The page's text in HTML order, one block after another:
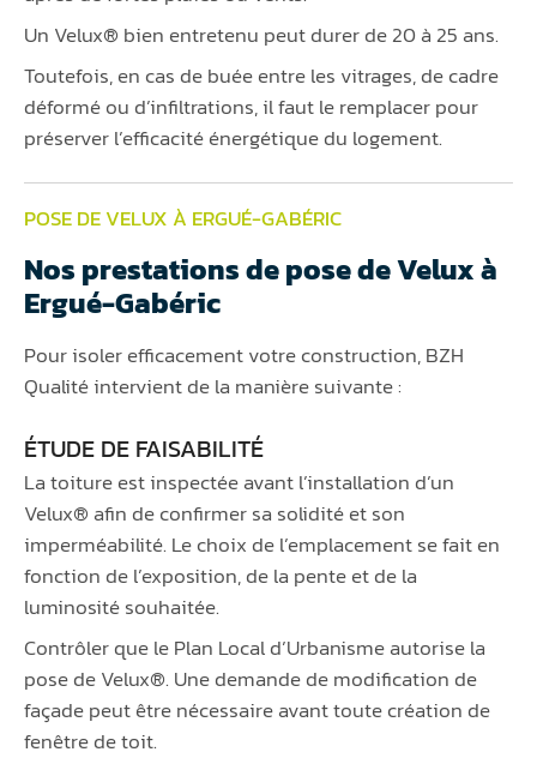
Un Velux® bien entretenu peut durer de 20 à 25 ans.
Toutefois, en cas de buée entre les vitrages, de cadre
déformé ou d’infiltrations, il faut le remplacer pour
préserver l’efficacité énergétique du logement.
POSE DE VELUX À ERGUÉ-GABÉRIC
Nos prestations de pose de Velux à
Ergué-Gabéric
Pour isoler efficacement votre construction, BZH
Qualité intervient de la manière suivante :
ÉTUDE DE FAISABILITÉ
La toiture est inspectée avant l’installation d’un
Velux® afin de confirmer sa solidité et son
imperméabilité. Le choix de l’emplacement se fait en
fonction de l’exposition, de la pente et de la
luminosité souhaitée.
Contrôler que le Plan Local d’Urbanisme autorise la
pose de Velux®. Une demande de modification de
façade peut être nécessaire avant toute création de
fenêtre de toit.